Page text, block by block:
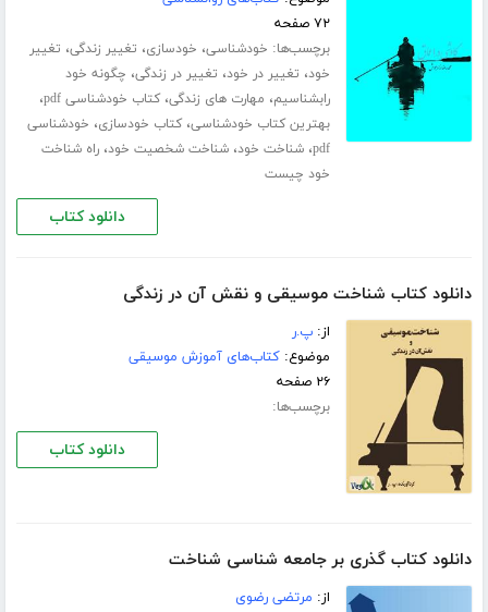
۷۲ صفحه
برچسب‌ها: خودشناسی، خودسازی، تغییر زندگی، تغییر
خود، تغییر در خود، تغییر در زندگی، چگونه خود
رابشناسیم، مهارت های زندگی،کتاب خودشناسی pdf ،
بهترین کتاب خودشناسی،کتاب خودسازی، خودشناسی
pdf،شناخت خود،شناخت شخصیت خود،راه شناخت
خود چیست
دانلود کتاب
دانلود کتاب شناخت موسیقی و نقش آن در زندگی
از:پ.ر
موضوع:کتاب‌های آموزش موسیقی
۲۶ صفحه
برچسب‌ها:
دانلود کتاب
دانلود کتاب گذری بر جامعه شناسی شناخت
از: مرتضی رضوی